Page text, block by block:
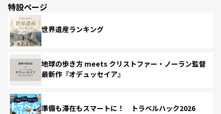
特設ページ
世界遺産ランキング
地球の歩き方 meets クリストファー・ノーラン監督
最新作『オデュッセイア』
準備も滞在もスマートに！ トラベルハック2026